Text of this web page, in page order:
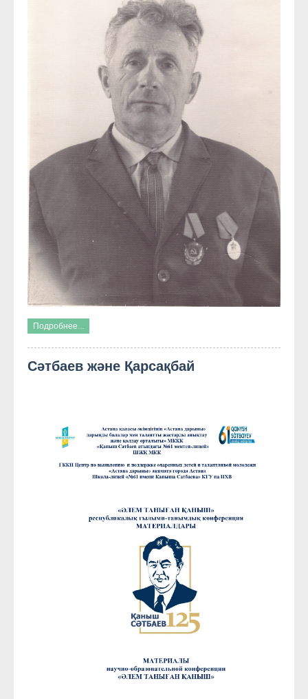
Подробнее...
Cәтбаев және Қарсақбай